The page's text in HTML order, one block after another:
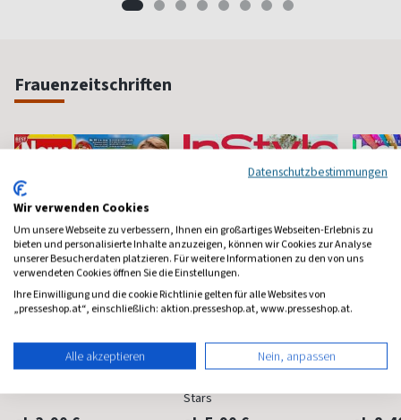
Frauenzeitschriften
Neue Post
Stars
Datenschutzbestimmungen
Wir verwenden Cookies
Um unsere Webseite zu verbessern, Ihnen ein großartiges Webseiten-Erlebnis zu
bieten und personalisierte Inhalte anzuzeigen, können wir Cookies zur Analyse
unserer Besucherdaten platzieren. Für weitere Informationen zu den von uns
verwendeten Cookies öffnen Sie die Einstellungen.
Ihre Einwilligung und die cookie Richtlinie gelten für alle Websites von
„presseshop.at“, einschließlich: aktion.presseshop.at, www.presseshop.at.
Alle akzeptieren Nein, anpassen